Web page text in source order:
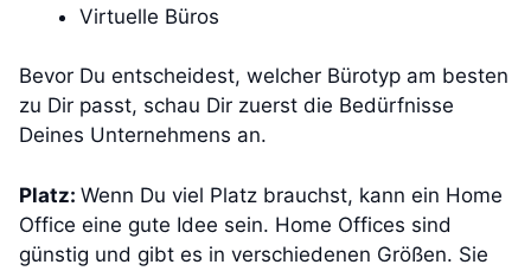
Virtuelle Büros
Bevor Du entscheidest, welcher Bürotyp am besten
zu Dir passt, schau Dir zuerst die Bedürfnisse
Deines Unternehmens an.
Platz: Wenn Du viel Platz brauchst, kann ein Home
Office eine gute Idee sein. Home Offices sind
günstig und gibt es in verschiedenen Größen. Sie